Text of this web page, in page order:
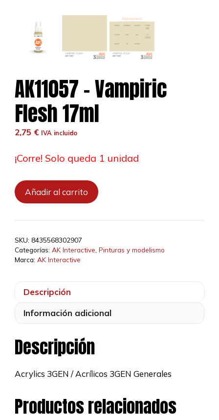
AK11057 – Vampiric
Flesh 17ml
2,75 € IVA incluido
¡Corre! Solo queda 1 unidad
AK11057
-
Flesh
cantidad
Añadir al carrito
SKU: 8435568302907
Categorías: AK Interactive Pinturas y modelismo
Marca: AK Interactive
Descripción
Información adicional
Descripción
Acrylics 3GEN / Acrílicos 3GEN Generales
Productos relacionados